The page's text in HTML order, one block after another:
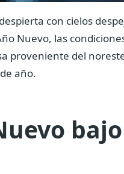
con cielos
Nuevo, las
proveniente del
año.